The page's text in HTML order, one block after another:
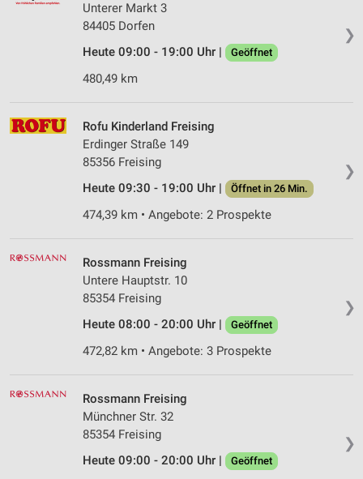
❯
Unterer Markt 3
84405 Dorfen
Heute 09:00 - 19:00 Uhr |
Geöffnet
480,49 km
❯
Rofu Kinderland Freising
Erdinger Straße 149
85356 Freising
Heute 09:30 - 19:00 Uhr |
Öffnet in 26 Min.
474,39 km • Angebote: 2 Prospekte
❯
Rossmann Freising
Untere Hauptstr. 10
85354 Freising
Heute 08:00 - 20:00 Uhr |
Geöffnet
472,82 km • Angebote: 3 Prospekte
❯
Rossmann Freising
Münchner Str. 32
85354 Freising
Heute 09:00 - 20:00 Uhr |
Geöffnet